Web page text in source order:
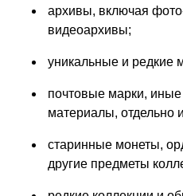
архивы, включая
видеоархивы;
уникальные и редкие
почтовые марки,
материалы, отдельно
старинные монеты,
другие предметы